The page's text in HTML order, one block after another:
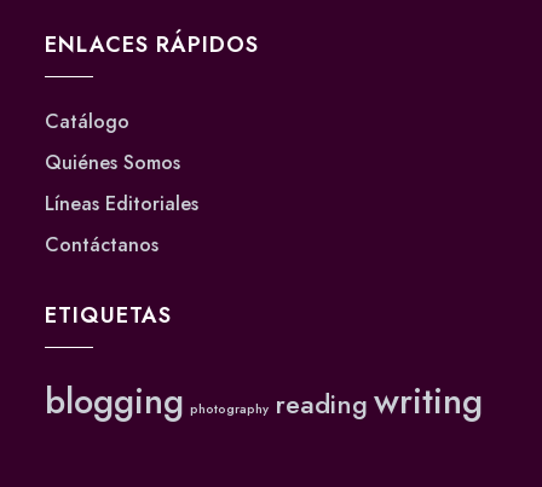
ENLACES RÁPIDOS
Catálogo
Quiénes Somos
Líneas Editoriales
Contáctanos
ETIQUETAS
blogging photography reading writing